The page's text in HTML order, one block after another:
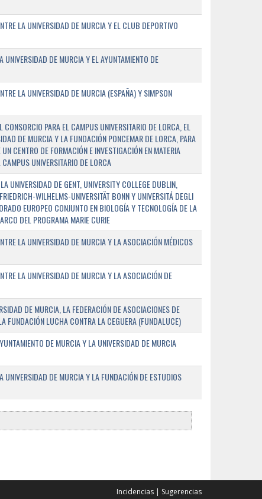
LA UNIVERSIDAD DE MURCIA Y EL CLUB DEPORTIVO
DE MURCIA Y EL AYUNTAMIENTO DE
LA UNIVERSIDAD DE MURCIA (ESPAÑA) Y SIMPSON
PARA EL CAMPUS UNIVERSITARIO DE LORCA, EL
DE MURCIA Y LA FUNDACIÓN PONCEMAR DE LORCA, PARA
CENTRO DE FORMACIÓN E INVESTIGACIÓN EN MATERIA
UNIVERSITARIO DE LORCA
UNIVERSIDAD DE GENT, UNIVERSITY COLLEGE DUBLIN,
WILHELMS-UNIVERSITÄT BONN Y UNIVERSITÁ DEGLI
EUROPEO CONJUNTO EN BIOLOGÍA Y TECNOLOGÍA DE LA
DEL PROGRAMA MARIE CURIE
LA UNIVERSIDAD DE MURCIA Y LA ASOCIACIÓN MÉDICOS
LA UNIVERSIDAD DE MURCIA Y LA ASOCIACIÓN DE
DE MURCIA, LA FEDERACIÓN DE ASOCIACIONES DE
FUNDACIÓN LUCHA CONTRA LA CEGUERA (FUNDALUCE)
DE MURCIA Y LA UNIVERSIDAD DE MURCIA
UNIVERSIDAD DE MURCIA Y LA FUNDACIÓN DE ESTUDIOS
Incidencias Sugerencias